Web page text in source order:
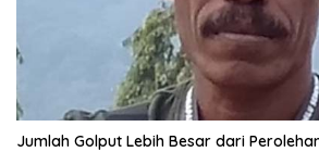
Jumlah Golput Lebih Besar dari